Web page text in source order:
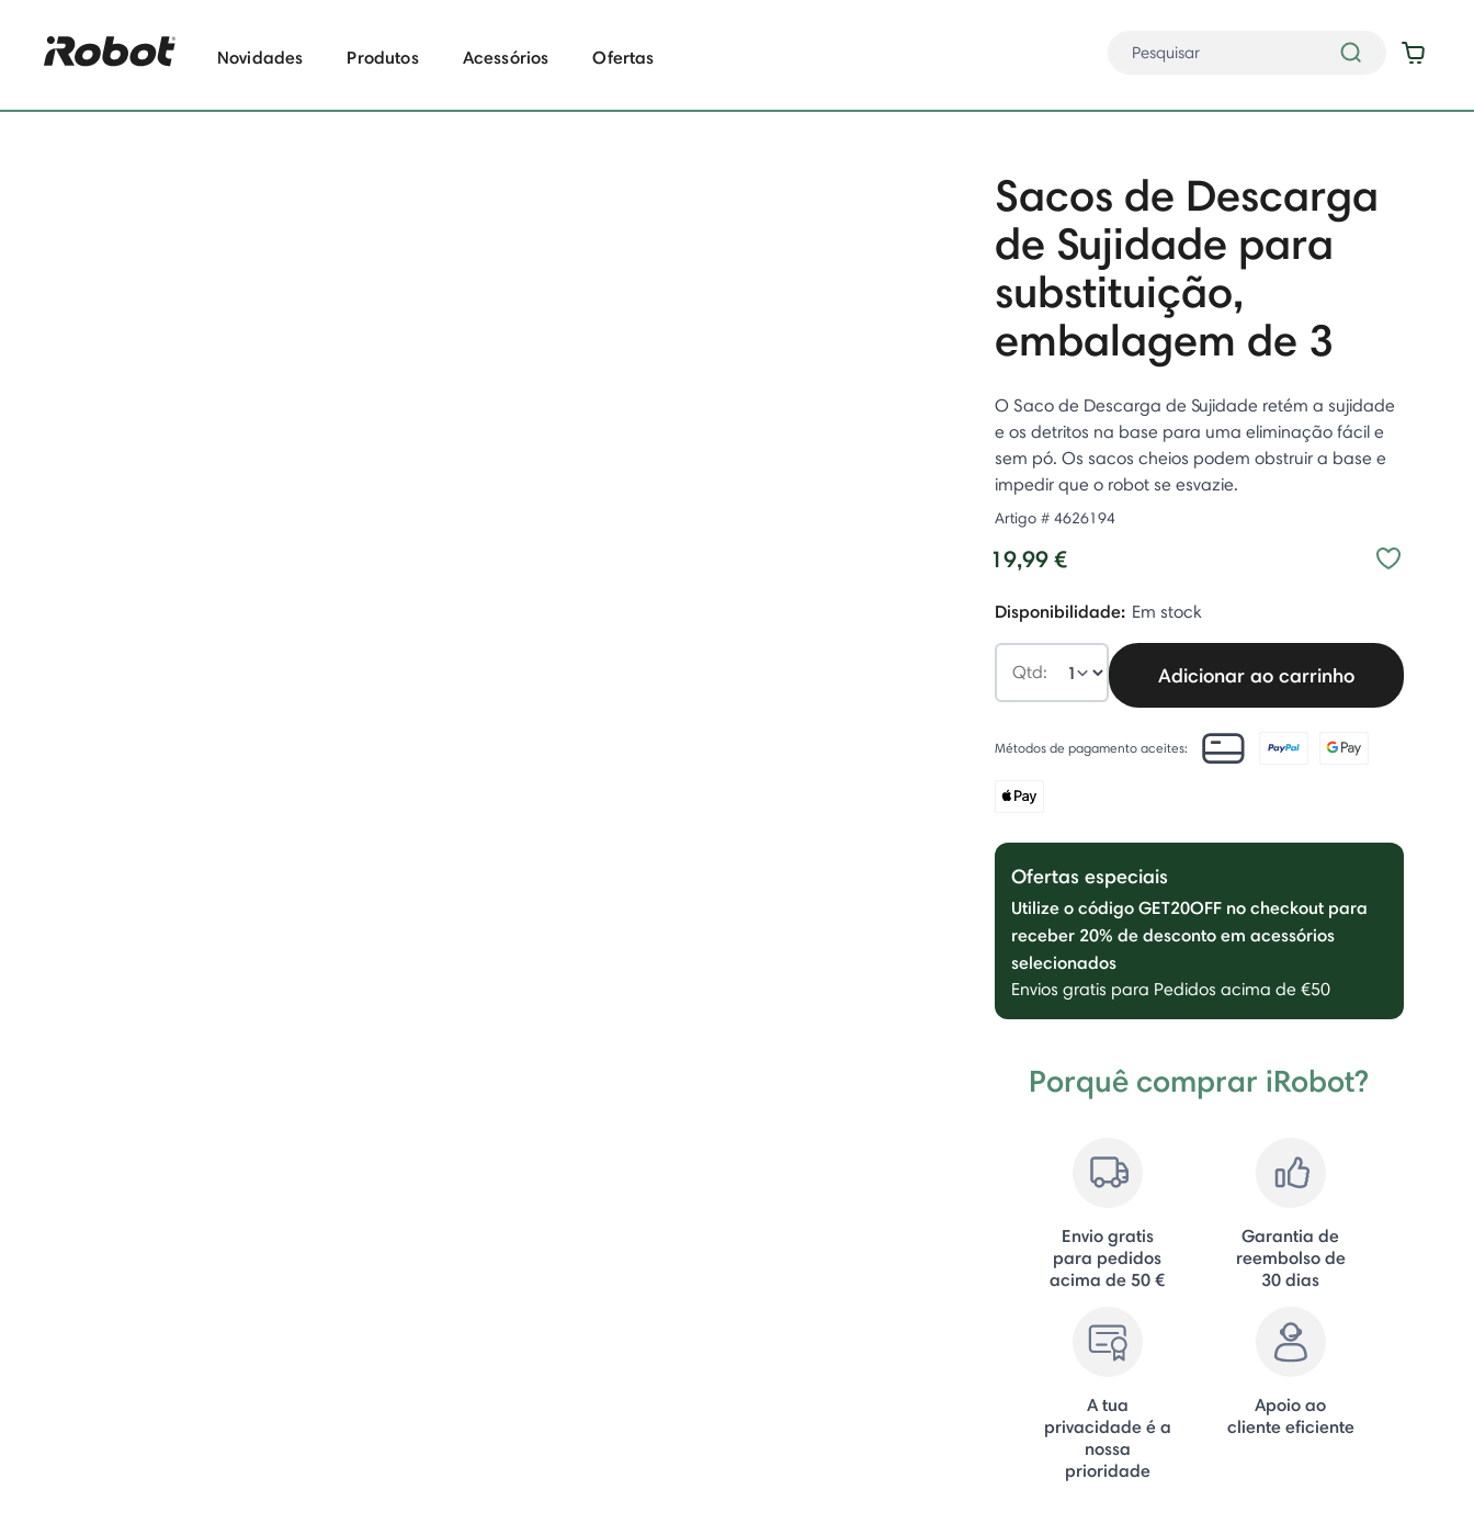
Novidades Produtos Acessórios Ofertas
Sacos de Descarga
de Sujidade para
substituição,
embalagem de 3
O Saco de Descarga de Sujidade retém a sujidade
e os detritos na base para uma eliminação fácil e
sem pó. Os sacos cheios podem obstruir a base e
impedir que o robot se esvazie.
Artigo # 4626194
19,99 €
Disponibilidade: Em stock
Qtd: Adicionar ao carrinho
Métodos de pagamento aceites:
Ofertas especiais
Utilize o código GET20OFF no checkout para
receber 20% de desconto em acessórios
selecionados
Envios gratis para Pedidos acima de €50
Porquê comprar iRobot?
Envio gratis
para pedidos
acima de 50 €
Garantia de
reembolso de
30 dias
A tua
privacidade é a
nossa
prioridade
Apoio ao
cliente eficiente